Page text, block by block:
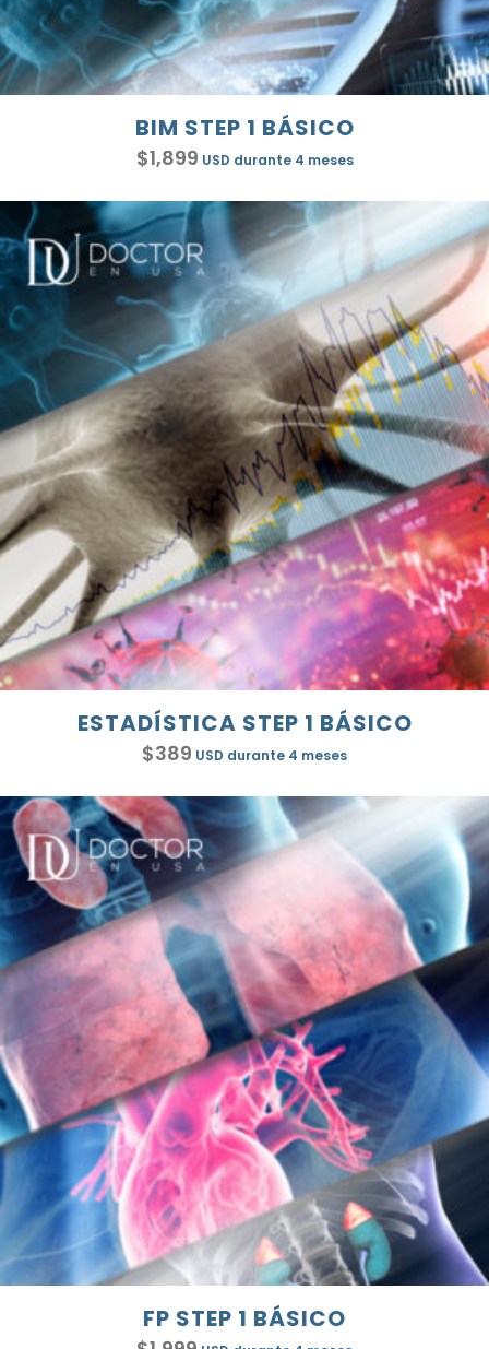
BIM STEP 1 BÁSICO
$1,899 USD durante 4 meses
ESTADÍSTICA STEP 1 BÁSICO
$389 USD durante 4 meses
FP STEP 1 BÁSICO